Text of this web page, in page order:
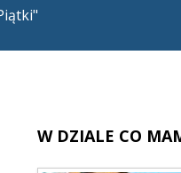
WDZIALE CO